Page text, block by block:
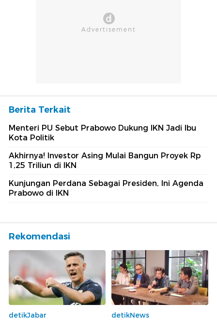
Berita Terkait
Menteri PU Sebut Prabowo Dukung IKN Jadi Ibu
Kota Politik
Akhirnya! Investor Asing Mulai Bangun Proyek Rp
1,25 Triliun di IKN
Kunjungan Perdana Sebagai Presiden, Ini Agenda
Prabowo di IKN
Rekomendasi
detikJabar
detikNews